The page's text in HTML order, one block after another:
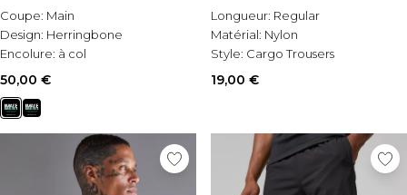
Coupe: Main
Design: Herringbone
Encolure: à col
50,00 €
Longueur: Regular
Matérial: Nylon
Style: Cargo Trousers
19,00 €